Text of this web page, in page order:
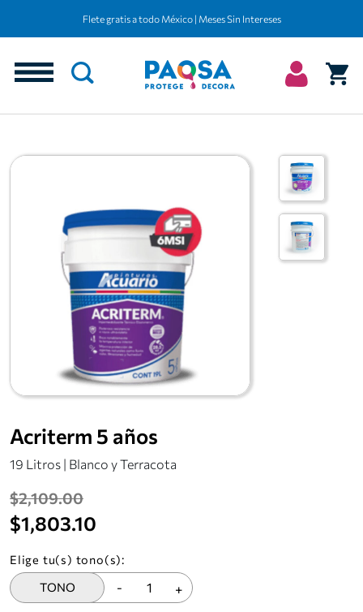
Flete gratis a todo México | Meses Sin Intereses
Acriterm 5 años
19 Litros | Blanco y Terracota
$2,109.00
$1,803.10
Elige tu(s) tono(s):
TONO
- +